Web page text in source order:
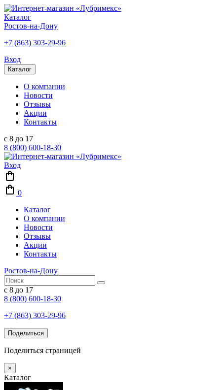
Каталог
Ростов-на-Дону
+7 (863) 303-29-96
Вход
Каталог
О компании
Новости
Отзывы
Акции
Контакты
с 8 до 17
8 (800) 600-18-30
Вход
0
Каталог
О компании
Новости
Отзывы
Акции
Контакты
Ростов-на-Дону
с 8 до 17
8 (800) 600-18-30
+7 (863) 303-29-96
Поделиться
Поделиться страницей
×
Каталог